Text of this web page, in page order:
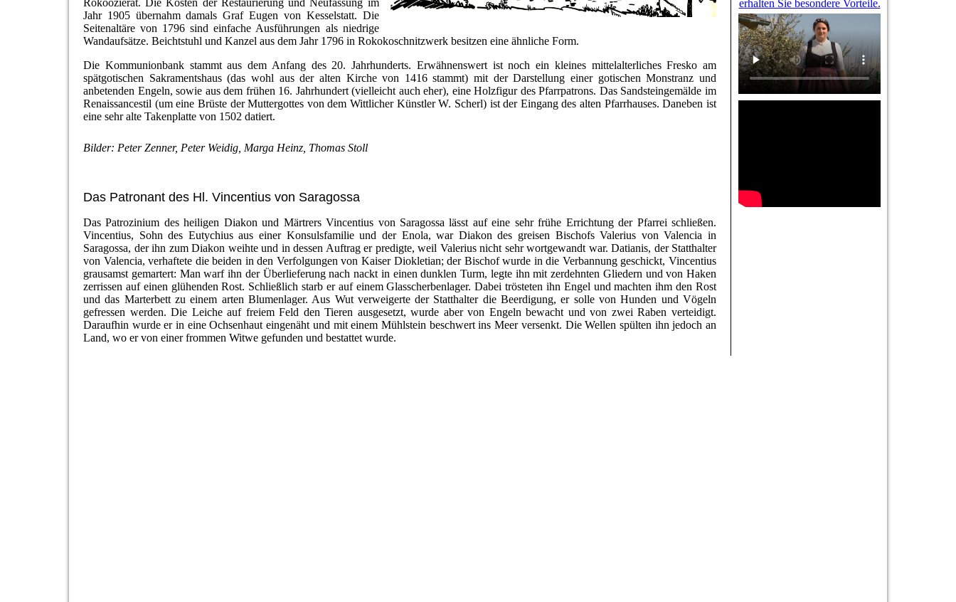
Rokoozierat. Die Kosten der Restaurierung und Neufassung im
Jahr 1905 übernahm damals Graf Eugen von Kesselstatt. Die
Seitenaltäre von 1796 sind einfache Ausführungen als niedrige
Wandaufsätze. Beichtstuhl und Kanzel aus dem Jahr 1796 in Rokokoschnitzwerk besitzen eine ähnliche Form.
Die Kommunionbank stammt aus dem Anfang des 20. Jahrhunderts. Erwähnenswert ist noch ein kleines mittelalterliches Fresko am
spätgotischen Sakramentshaus (das wohl aus der alten Kirche von 1416 stammt) mit der Darstellung einer gotischen Monstranz und
anbetenden Engeln, sowie aus dem frühen 16. Jahrhundert (vielleicht auch eher), eine Holzfigur des Pfarrpatrons. Das Sandsteingemälde im
Renaissancestil (um eine Brüste der Muttergottes von dem Wittlicher Künstler W. Scherl) ist der Eingang des alten Pfarrhauses. Daneben ist
eine sehr alte Takenplatte von 1502 datiert.
Bilder: Peter Zenner, Peter Weidig, Marga Heinz, Thomas Stoll
Das Patronant des Hl. Vincentius von Saragossa
Das Patrozinium des heiligen Diakon und Märtrers Vincentius von Saragossa lässt auf eine sehr frühe Errichtung der Pfarrei schließen.
Vincentius, Sohn des Eutychius aus einer Konsulsfamilie und der Enola, war Diakon des greisen Bischofs Valerius von Valencia in
Saragossa, der ihn zum Diakon weihte und in dessen Auftrag er predigte, weil Valerius nicht sehr wortgewandt war. Datianis, der Statthalter
von Valencia, verhaftete die beiden in den Verfolgungen von Kaiser Diokletian; der Bischof wurde in die Verbannung geschickt, Vincentius
grausamst gemartert: Man warf ihn der Überlieferung nach nackt in einen dunklen Turm, legte ihn mit zerdehnten Gliedern und von Haken
zerrissen auf einen glühenden Rost. Schließlich starb er auf einem Glasscherbenlager. Dabei trösteten ihn Engel und machten ihm den Rost
und das Marterbett zu einem arten Blumenlager. Aus Wut verweigerte der Statthalter die Beerdigung, er solle von Hunden und Vögeln
gefressen werden. Die Leiche auf freiem Feld den Tieren ausgesetzt, wurde aber von Engeln bewacht und von zwei Raben verteidigt.
Daraufhin wurde er in eine Ochsenhaut eingenäht und mit einem Mühlstein beschwert ins Meer versenkt. Die Wellen spülten ihn jedoch an
Land, wo er von einer frommen Witwe gefunden und bestattet wurde.
erhalten Sie besondere Vorteile.